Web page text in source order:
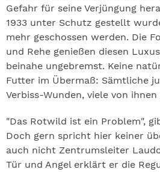
Gefahr für seine Verjüngung
1933 unter Schutz gestellt
mehr geschossen werden. Die
und Rehe genießen diesen
beinahe ungebremst. Keine
Futter im Übermaß: Sämtliche
Verbiss-Wunden, viele von
"Das Rotwild ist ein Problem",
Doch gern spricht hier keiner
auch nicht Zentrumsleiter
Tür und Angel erklärt er die